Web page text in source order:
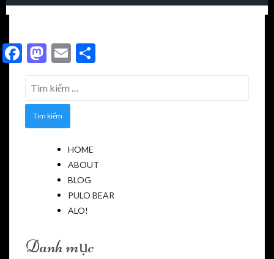
Facebook
Mastodon
Email
HOME
ABOUT
BLOG
PULO BEAR
ALO!
Danh mục